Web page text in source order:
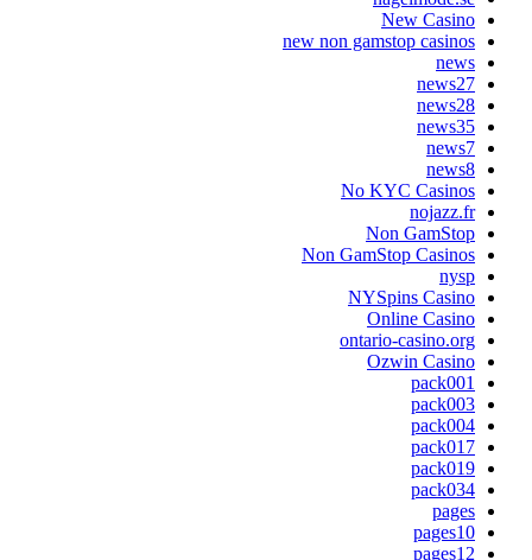
New Casino
new non gamstop casinos
news
news27
news28
news35
news7
news8
No KYC Casinos
nojazz.fr
Non GamStop
Non GamStop Casinos
nysp
NYSpins Casino
Online Casino
ontario-casino.org
Ozwin Casino
pack001
pack003
pack004
pack017
pack019
pack034
pages
pages10
pages12